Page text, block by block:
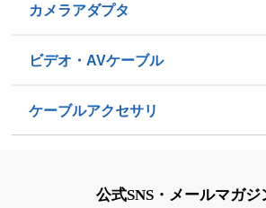
カメラアダプタ
ビデオ・AVケーブル
ケーブルアクセサリ
公式SNS・メールマガジ